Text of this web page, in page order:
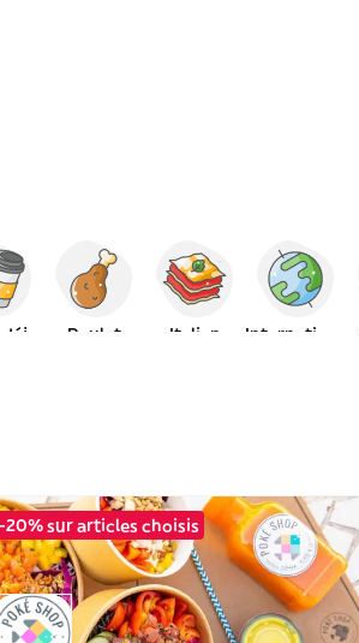
Poulet Italien
-20% sur articles choisis